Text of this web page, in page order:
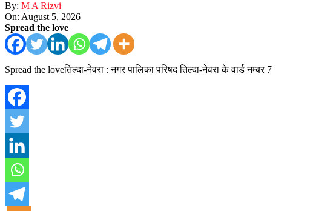
By: M A Rizvi
On: August 5, 2026
Spread the love
Spread the loveतिल्दा-नेवरा : नगर पालिका परिषद तिल्दा-नेवरा के वार्ड नम्बर 7